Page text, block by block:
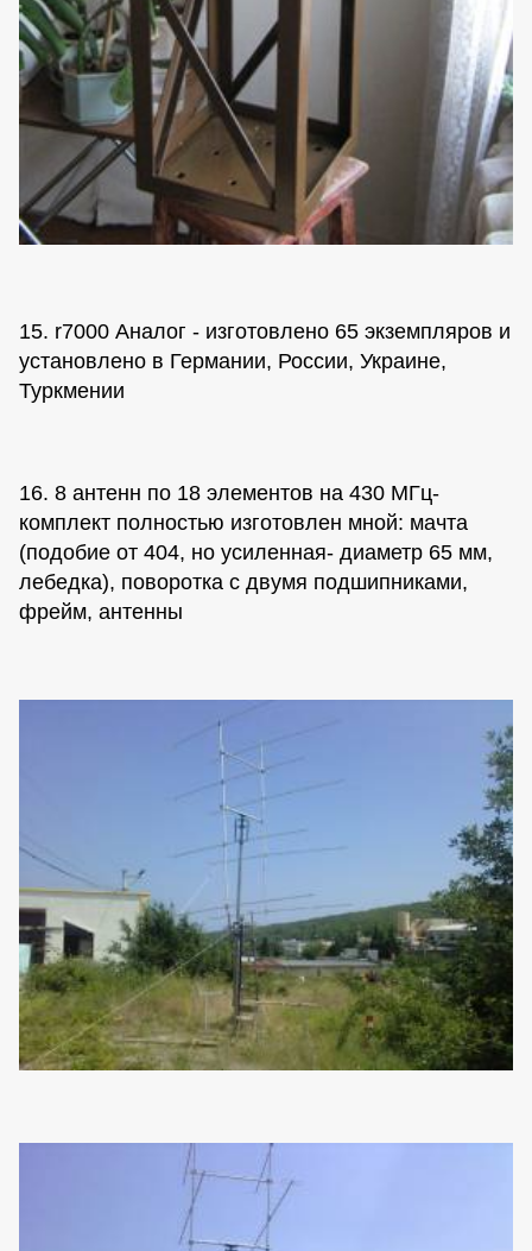
15. r7000 Аналог - изготовлено 65 экземпляров и
установлено в Германии, России, Украине,
Туркмении
16. 8 антенн по 18 элементов на 430 МГц-
комплект полностью изготовлен мной: мачта
(подобие от 404, но усиленная- диаметр 65 мм,
лебедка), поворотка с двумя подшипниками,
фрейм, антенны